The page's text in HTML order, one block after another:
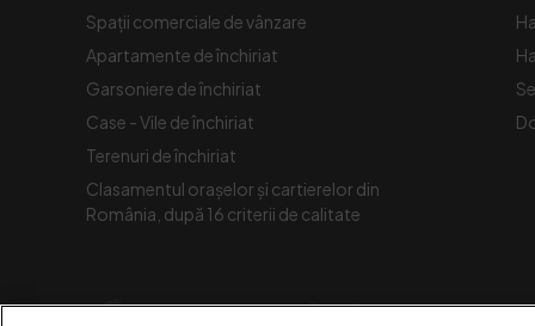
Spaţii comerciale de vânzare
Apartamente de închiriat
Garsoniere de închiriat
Case - Vile de închiriat
Terenuri de închiriat
Clasamentul orașelor și cartierelor din
România, după 16 criterii de calitate